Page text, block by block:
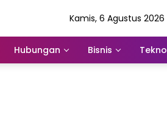
Kamis, 6 Agustus 2026
Hubungan Bisnis Tekno